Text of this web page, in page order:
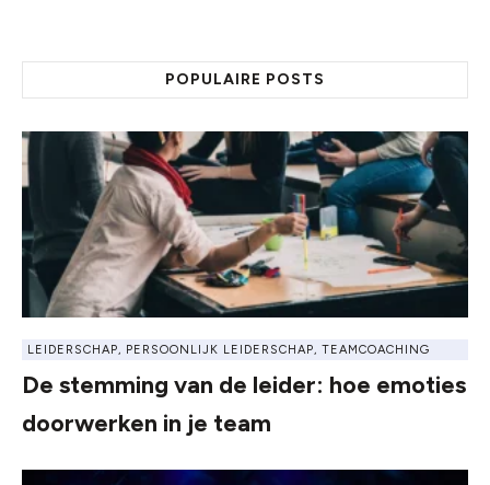
POPULAIRE POSTS
LEIDERSCHAP, PERSOONLIJK LEIDERSCHAP, TEAMCOACHING
De stemming van de leider: hoe emoties
doorwerken in je team